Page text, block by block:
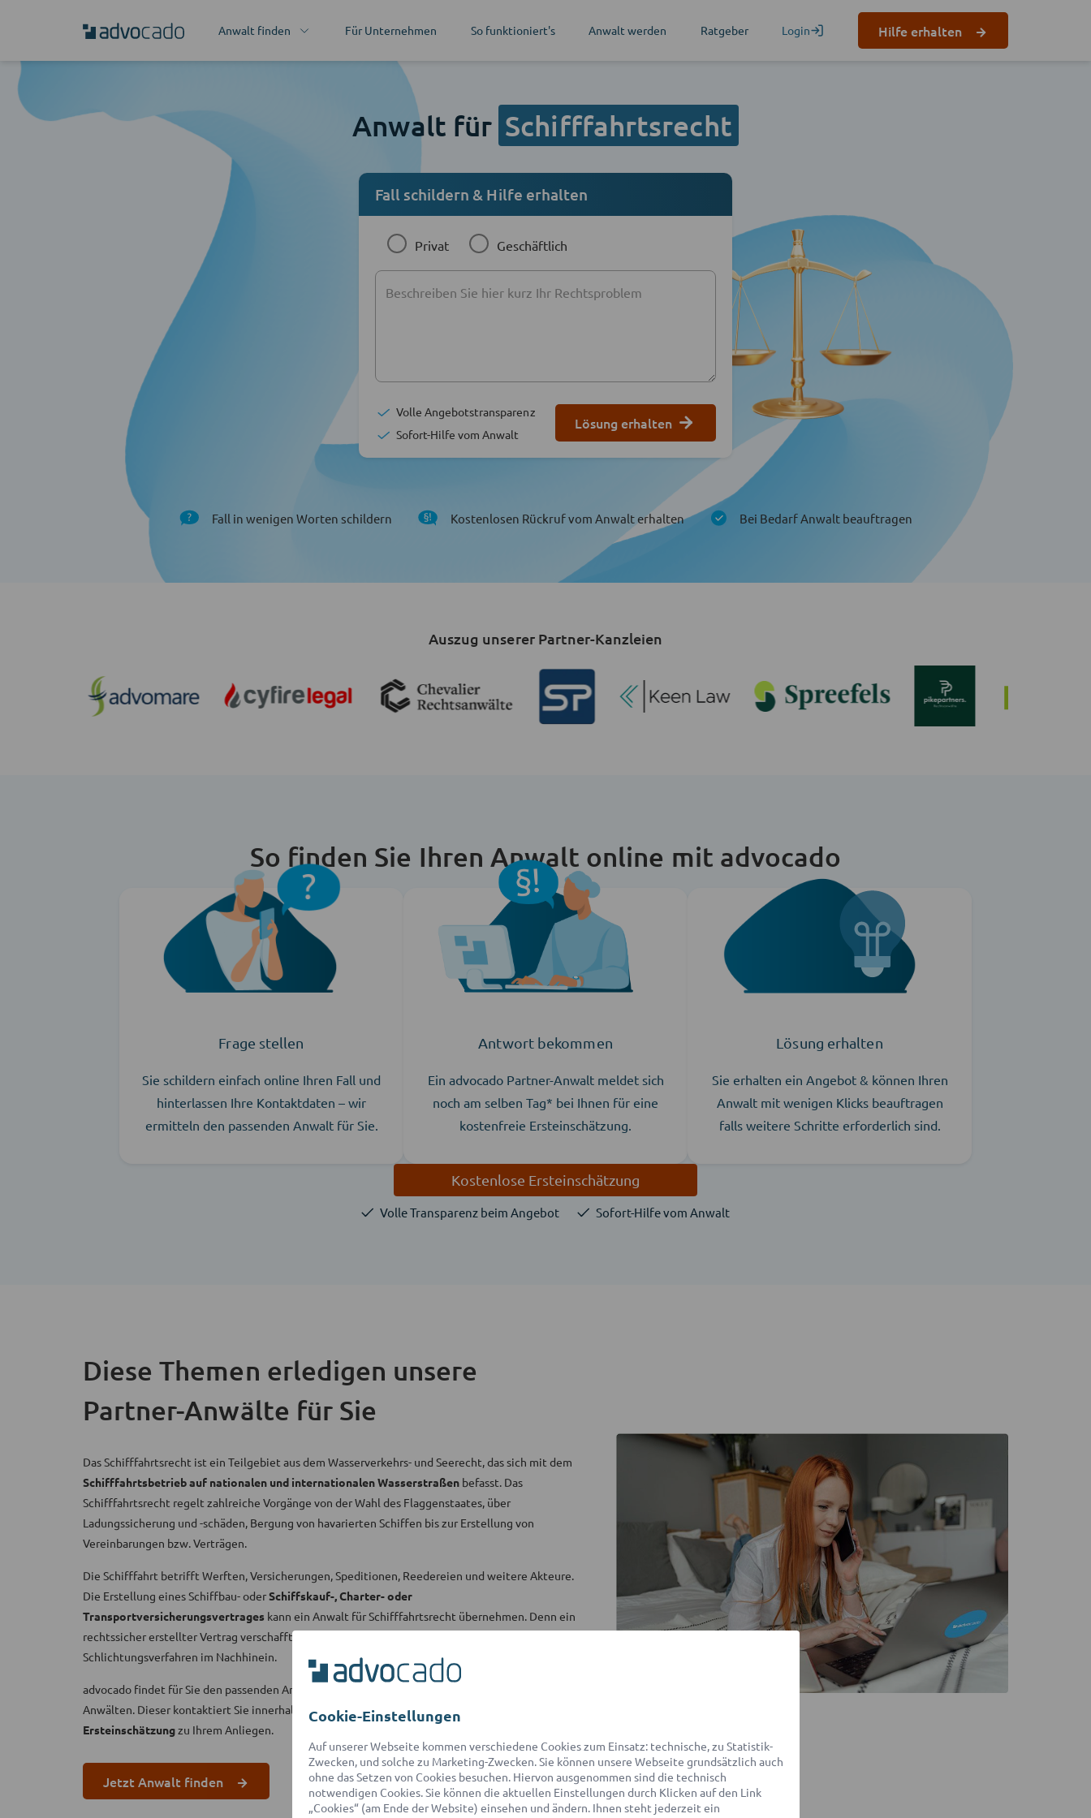
Anwalt finden Für Unternehmen So funktioniert's Anwalt werden Ratgeber Login Hilfe erhalten
Anwalt für Schifffahrtsrecht
Fall schildern & Hilfe erhalten
Privat Geschäftlich
Volle Angebotstransparenz
Sofort-Hilfe vom Anwalt
Lösung erhalten
Fall in wenigen Worten schildern Kostenlosen Rückruf vom Anwalt erhalten Bei Bedarf Anwalt beauftragen
Auszug unserer Partner-Kanzleien
So finden Sie Ihren Anwalt online mit advocado
Frage stellen
Sie schildern einfach online Ihren Fall und
hinterlassen Ihre Kontaktdaten – wir
ermitteln den passenden Anwalt für Sie.
Antwort bekommen
Ein advocado Partner-Anwalt meldet sich
noch am selben Tag* bei Ihnen für eine
kostenfreie Ersteinschätzung.
Lösung erhalten
Sie erhalten ein Angebot & können Ihren
Anwalt mit wenigen Klicks beauftragen
falls weitere Schritte erforderlich sind.
Kostenlose Ersteinschätzung
Volle Transparenz beim Angebot Sofort-Hilfe vom Anwalt
Diese Themen erledigen unsere
Partner-Anwälte für Sie
Das Schifffahrtsrecht ist ein Teilgebiet aus dem Wasserverkehrs- und Seerecht, das sich mit dem
Schifffahrtsbetrieb auf nationalen und internationalen Wasserstraßen befasst. Das
Schifffahrtsrecht regelt zahlreiche Vorgänge von der Wahl des Flaggenstaates, über
Ladungssicherung und -schäden, Bergung von havarierten Schiffen bis zur Erstellung von
Vereinbarungen bzw. Verträgen.
Die Schifffahrt betrifft Werften, Versicherungen, Speditionen, Reedereien und weitere Akteure.
Die Erstellung eines Schiffbau- oderSchiffskauf-, Charter- oder
Transportversicherungsvertrages kann ein Anwalt für Schifffahrtsrecht übernehmen. Denn ein
rechtssicher erstellter Vertrag verschafft Klarheit und vermeidet kostenintensive
Schlichtungsverfahren im Nachhinein.
advocado findet für Sie den passenden Anwalt aus einem Netzwerk mit über 550 Partner-
Anwälten. Dieser kontaktiert Sie innerhalb von 2 Stunden
für eine
Ersteinschätzungzu Ihrem Anliegen.
Jetzt Anwalt finden
Cookie-Einstellungen
Auf unserer Webseite kommen verschiedene Cookies zum Einsatz: technische, zu Statistik-
Zwecken, und solche zu Marketing-Zwecken. Sie können unsere Webseite grundsätzlich auch
ohne das Setzen von Cookies besuchen. Hiervon ausgenommen sind die technisch
notwendigen Cookies. Sie können die aktuellen Einstellungen durch Klicken auf den Link
„Cookies“ (am Ende der Website) einsehen und ändern. Ihnen steht jederzeit ein